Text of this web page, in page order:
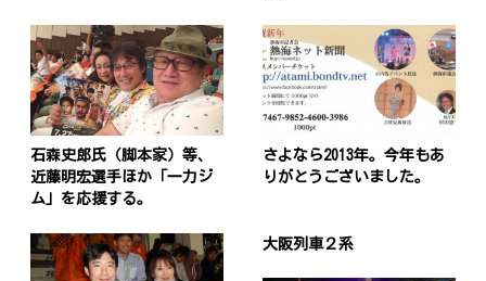
石森史郎氏（脚本家）等、
近藤明宏選手ほか「一力ジ
ム」を応援する。
さよなら2013年。今年もあ
りがとうございました。
大阪列車２系